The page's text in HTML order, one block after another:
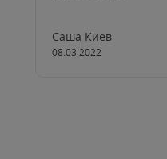
Саша Киев
08.03.2022